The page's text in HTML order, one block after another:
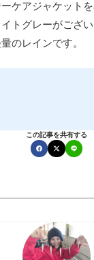
ケアジャケットを
トグレーがござ
のレインです。
この記事を共有する